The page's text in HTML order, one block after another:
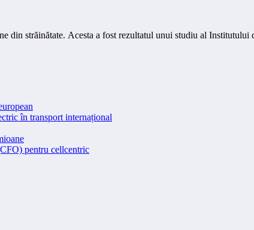
din străinătate. Acesta a fost rezultatul unui studiu al
în transport internațional
pentru cellcentric